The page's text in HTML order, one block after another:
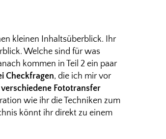
kleinen Inhaltsüberblick. Ihr
Welche sind für was
kommen in Teil 2 ein paar
Checkfragen, die ich mir vor
Fototransfer
wie ihr die Techniken zum
könnt ihr direkt zu einem